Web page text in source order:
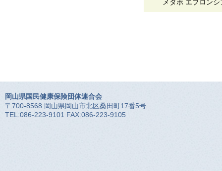
メタボ エプロン
岡山県国民健康保険団体連合会
〒700-8568 岡山県岡山市北区桑田町17番5号
TEL:086-223-9101 FAX:086-223-9105